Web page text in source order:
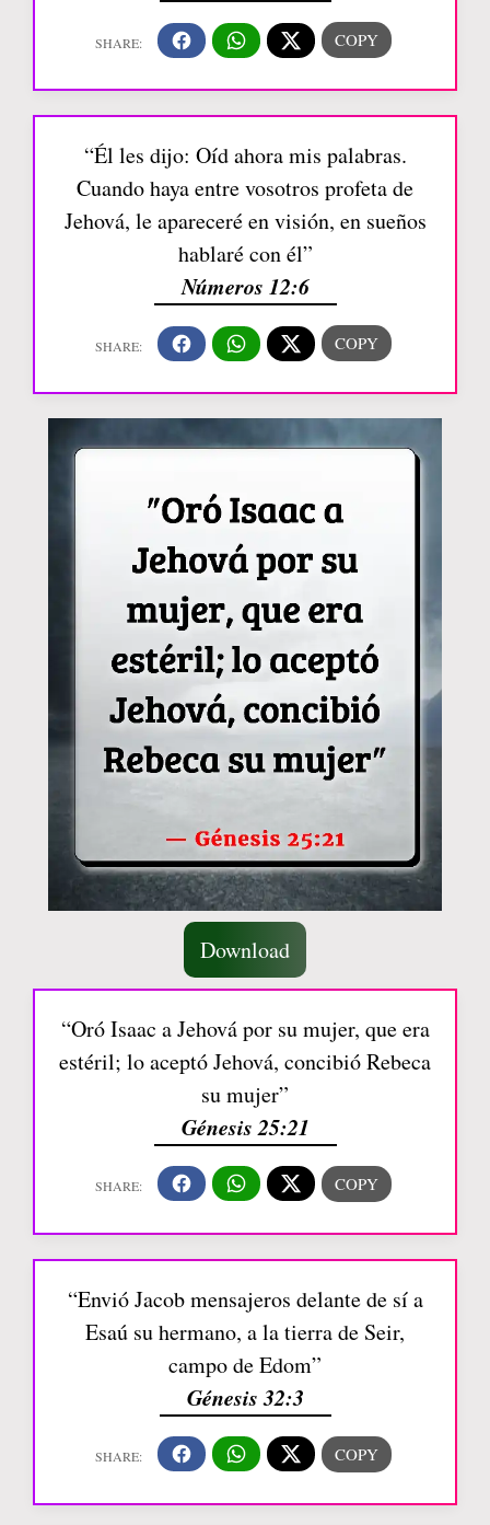
“Él les dijo: Oíd ahora mis palabras.
Cuando haya entre vosotros profeta de
Jehová, le apareceré en visión, en sueños
hablaré con él”
Números 12:6
Download
“Oró Isaac a Jehová por su mujer, que era
estéril; lo aceptó Jehová, concibió Rebeca
su mujer”
Génesis 25:21
“Envió Jacob mensajeros delante de sí a
Esaú su hermano, a la tierra de Seir,
campo de Edom”
Génesis 32:3